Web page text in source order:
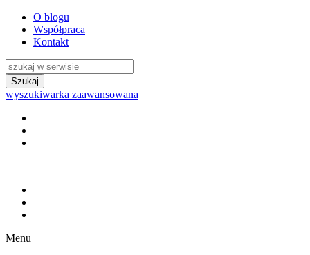
O blogu
Współpraca
Kontakt
wyszukiwarka zaawansowana
Menu